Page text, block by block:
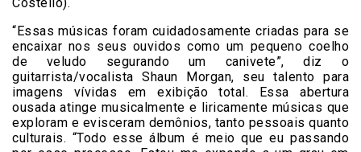
“Essas músicas foram cuidadosamente criadas para se
encaixar nos seus ouvidos como um pequeno coelho
de veludo segurando um canivete”, diz o
guitarrista/vocalista Shaun Morgan, seu talento para
imagens vívidas em exibição total. Essa abertura
ousada atinge musicalmente e liricamente músicas que
exploram e evisceram demônios, tanto pessoais quanto
culturais. “Todo esse álbum é meio que eu passando